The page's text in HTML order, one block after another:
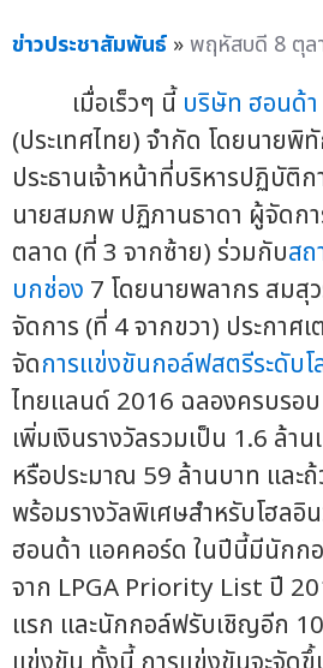
ข่าวประชาสัมพันธ์ »พฤหัสบดี 8 ตุล
เมื่อเร็วๆ นี้ บริษัท ฮอนด้า
(ประเทศไทย) จำกัด โดยนาย
ประธานเจ้าหน้าที่บริหารปฏิบัติ
นายสมภพ ปฏิภานธาดา ผู้จัดก
ตลาด (ที่ 3 จากซ้าย) ร่วมกับส
บกช่อง 7 โดยนายพลากร สมสุ
จัดการ (ที่ 4 จากขวา) ประกาศ
จัดการแข่งขันกอล์ฟสตรีระดับโ
ไทยแลนด์ 2016 ฉลองครบรอ
เพิ่มเงินรางวัลรวมเป็น 1.6 ล้า
หรือประมาณ 59 ล้านบาท และถ้
พร้อมรางวัลพิเศษสำหรับโฮล
ฮอนด้า แอคคอร์ด ในปีนี้มีนักก
จาก LPGA Priority List ปี
แรก และนักกอล์ฟรับเชิญอีก